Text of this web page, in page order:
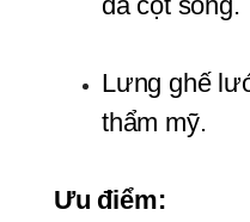
Lưng ghế
thẩm mỹ.
Ưu điểm: